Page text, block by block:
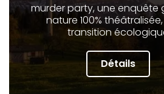
murder party, une enquête
nature 100%
transition
Détails